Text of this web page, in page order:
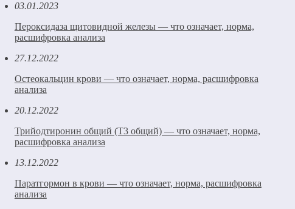
03.01.2023
Пероксидаза щитовидной железы — что означает, норма,
расшифровка анализа
27.12.2022
Остеокальцин крови — что означает, норма, расшифровка
анализа
20.12.2022
Трийодтиронин общий (Т3 общий) — что означает, норма,
расшифровка анализа
13.12.2022
Паратгормон в крови — что означает, норма, расшифровка
анализа